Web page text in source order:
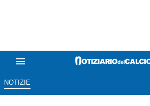
NOTIZIE